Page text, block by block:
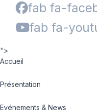
fab fa-
fab fa-
">
Accueil
Présentation
Evénements & News